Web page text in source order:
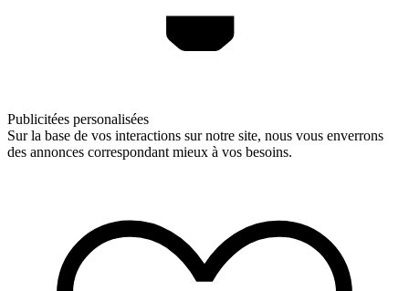
Publicitées personalisées
Sur la base de vos interactions sur notre site, nous vous enverrons
des annonces correspondant mieux à vos besoins.